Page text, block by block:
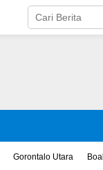
Gorontalo Utara